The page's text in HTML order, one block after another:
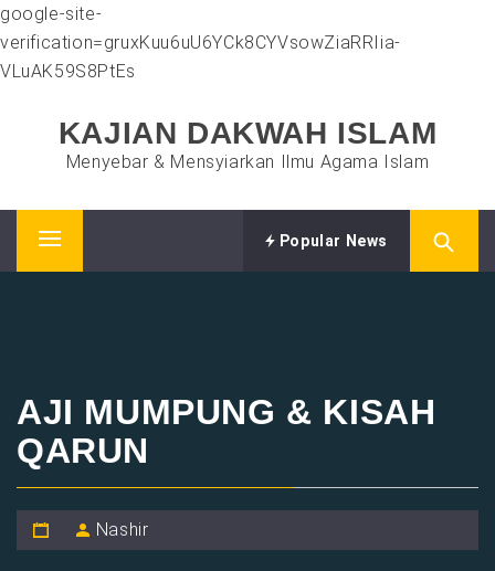
google-site-
verification=gruxKuu6uU6YCk8CYVsowZiaRRIia-
VLuAK59S8PtEs
KAJIAN DAKWAH ISLAM
Menyebar & Mensyiarkan Ilmu Agama Islam
Primary
Popular News
AJI MUMPUNG & KISAH
QARUN
Nashir